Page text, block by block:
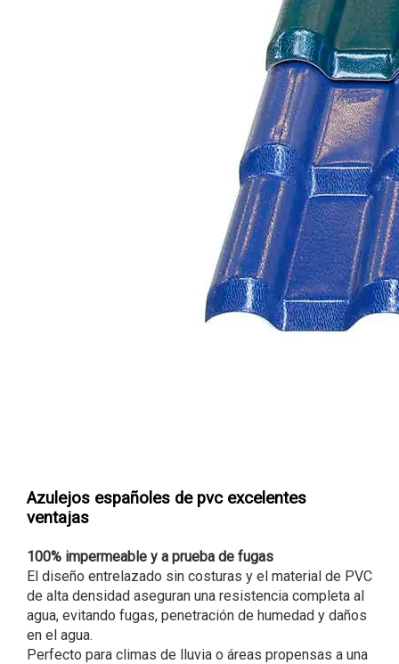
Azulejos españoles de pvc excelentes
ventajas
100% impermeable y a prueba de fugas
El diseño entrelazado sin costuras y el material de PVC
de alta densidad aseguran una resistencia completa al
agua, evitando fugas, penetración de humedad y daños
en el agua.
Perfecto para climas de lluvia o áreas propensas a una